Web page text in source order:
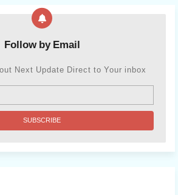
Follow by Email
Next Update Direct to Your inbox